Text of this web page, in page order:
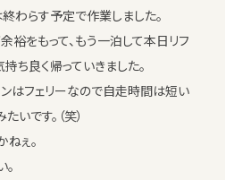
わらす予定で作業しました。
裕をもって、もう一泊して本日リフ
ち良く帰っていきました。
はフェリーなので自走時間は短い
いです。（笑）
ぇ。